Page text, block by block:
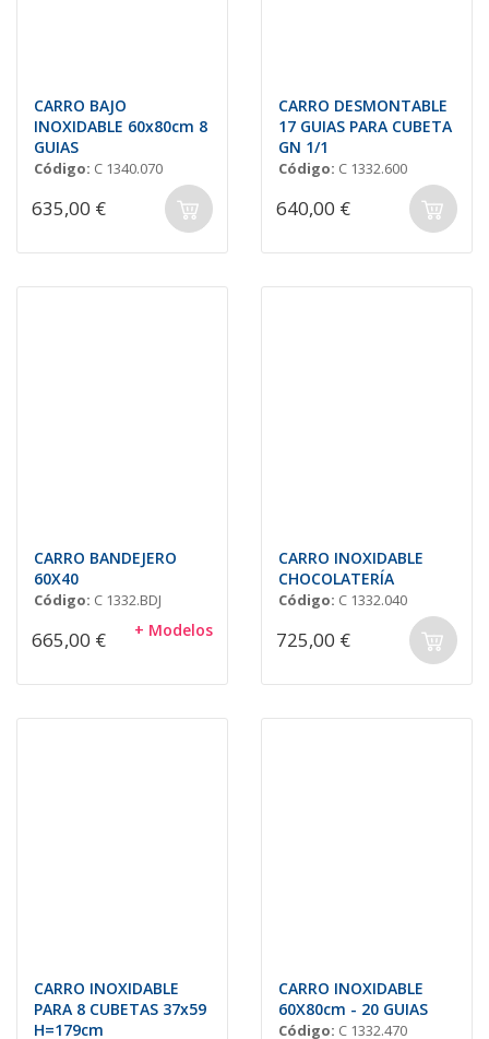
CARRO BAJO
INOXIDABLE 60x80cm 8
GUIAS
Código: C 1340.070
635,00 €
CARRO DESMONTABLE
17 GUIAS PARA CUBETA
GN 1/1
Código: C 1332.600
640,00 €
CARRO BANDEJERO
60X40
Código: C 1332.BDJ
665,00 € + Modelos
CARRO INOXIDABLE
CHOCOLATERÍA
Código: C 1332.040
725,00 €
CARRO INOXIDABLE
PARA 8 CUBETAS 37x59
H=179cm
CARRO INOXIDABLE
60X80cm - 20 GUIAS
Código: C 1332.470